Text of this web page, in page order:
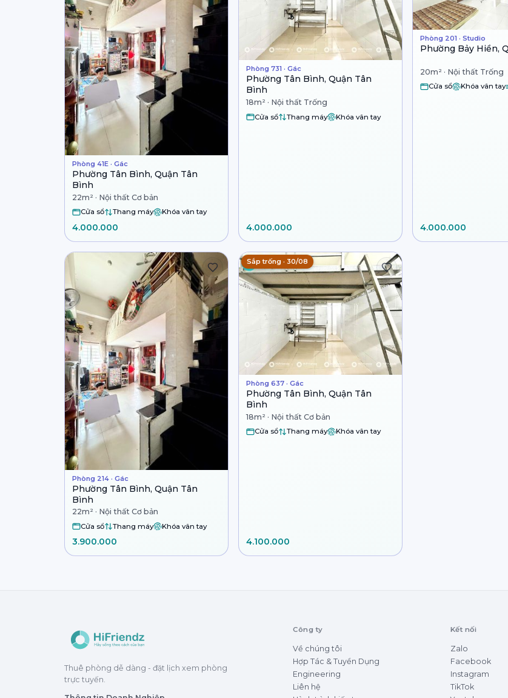
Phòng 41E · Gác
Phường Tân Bình, Quận Tân
Bình
22m² · Nội thất Cơ bản
Cửa sổ Thang máy Khóa vân tay
4.000.000
Phòng 731 · Gác
Phường Tân Bình, Quận Tân
Bình
18m² · Nội thất Trống
Cửa sổ Thang máy Khóa vân tay
4.000.000
Phòng 201 · Studio
Phường Bảy Hiền,
20m² · Nội thất Trống
Cửa sổ Khóa vân tay
4.000.000
Phòng 214 · Gác
Phường Tân Bình, Quận Tân
Bình
22m² · Nội thất Cơ bản
Cửa sổ Thang máy Khóa vân tay
3.900.000
Sắp trống · 30/08
Phòng 637 · Gác
Phường Tân Bình, Quận Tân
Bình
18m² · Nội thất Cơ bản
Cửa sổ Thang máy Khóa vân tay
4.100.000
Thuê phòng dễ dàng - đặt lịch xem phòng
trực tuyến.
Công ty
Về chúng tôi
Hợp Tác & Tuyển Dụng
Engineering
Liên hệ
Kết nối
Zalo
Facebook
Instagram
TikTok